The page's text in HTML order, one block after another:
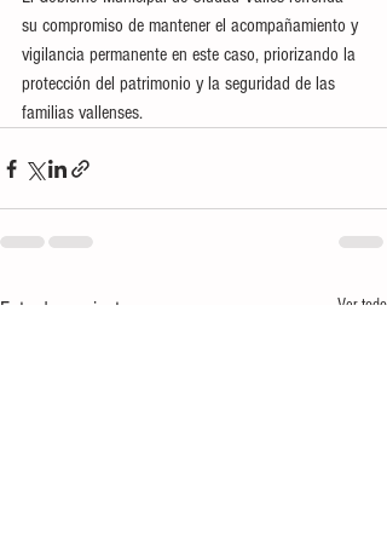
su compromiso de mantener el acompañamiento y
vigilancia permanente en este caso, priorizando la
protección del patrimonio y la seguridad de las
familias vallenses.
Entradas recientes Ver todo